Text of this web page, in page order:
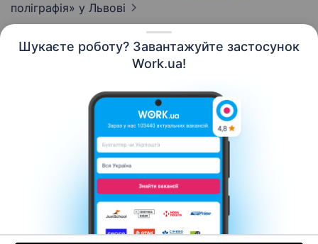
Шукаєте роботу? Завантажуйте застосунок
Work.ua!
поліграфія» у Львові
Контакти Про нас
Кар’єра
Допомога Умови використання